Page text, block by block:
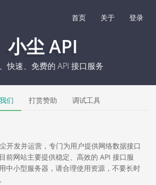
首页 关于 登录
小尘 API
快速、免费的 API 接口服务
们 打赏赞助 调试工具
开发并运营，专门为用户提供网络数据接口
前网站主要提供稳定、高效的 API 接口服
中小型服务器，请合理使用资源，不要长时